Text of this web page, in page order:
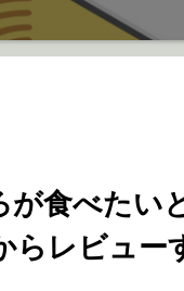
が食べた
らレビュー